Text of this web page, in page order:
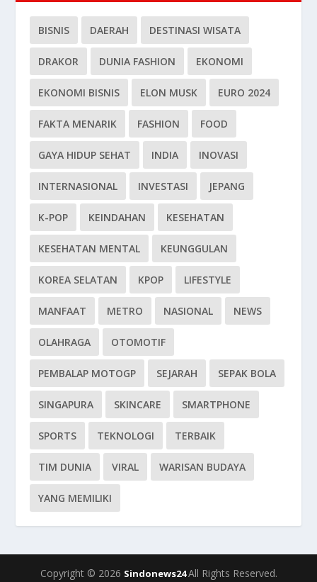
BISNIS DAERAH DESTINASI WISATA
DRAKOR DUNIA FASHION EKONOMI
EKONOMI BISNIS ELON MUSK EURO 2024
FAKTA MENARIK FASHION FOOD
GAYA HIDUP SEHAT INDIA INOVASI
INTERNASIONAL INVESTASI JEPANG
K-POP KEINDAHAN KESEHATAN
KESEHATAN MENTAL KEUNGGULAN
KOREA SELATAN KPOP LIFESTYLE
MANFAAT METRO NASIONAL NEWS
OLAHRAGA OTOMOTIF
PEMBALAP MOTOGP SEJARAH SEPAK BOLA
SINGAPURA SKINCARE SMARTPHONE
SPORTS TEKNOLOGI TERBAIK
TIM DUNIA VIRAL WARISAN BUDAYA
YANG MEMILIKI
Copyright © 2026 Sindonews24All Rights Reserved.